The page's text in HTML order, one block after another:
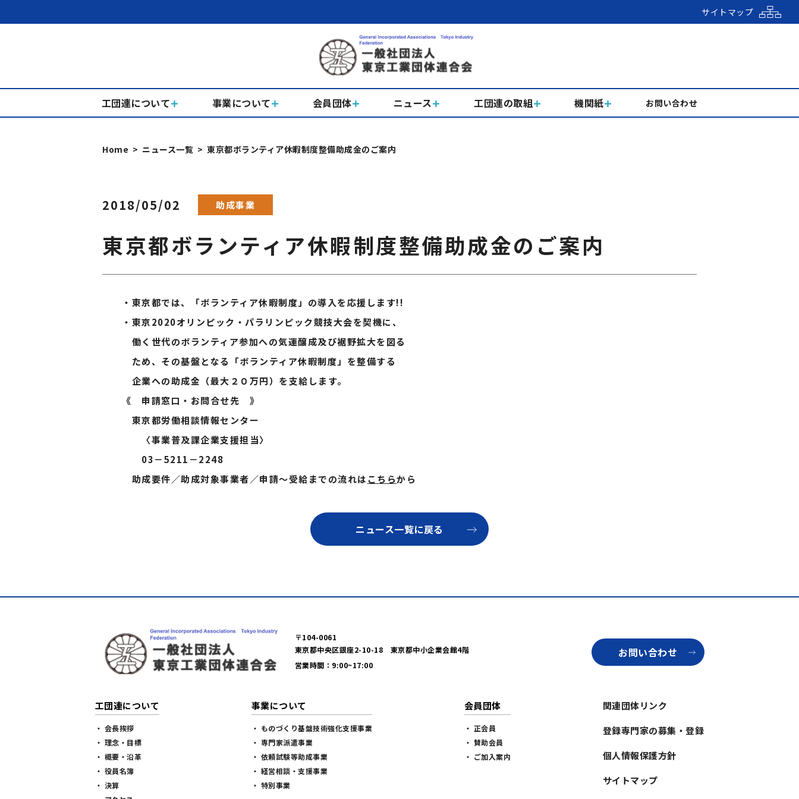
サイトマップ
工団連について 事業について 会員団体 ニュース 工団連の取組 機関紙 お問い合わせ
Home ニュース一覧 東京都ボランティア休暇制度整備助成金のご案内
2018/05/02 助成事業
東京都ボランティア休暇制度整備助成金のご案内
・東京都では、「ボランティア休暇制度」の導入を応援します!!
・東京2020オリンピック・パラリンピック競技大会を契機に、
働く世代のボランティア参加への気運醸成及び裾野拡大を図る
ため、その基盤となる「ボランティア休暇制度」を整備する
企業への助成金（最大２０万円）を支給します。
《 申請窓口・お問合せ先 》
東京都労働相談情報センター
〈事業普及課企業支援担当〉
03－5211－2248
助成要件／助成対象事業者／申請～受給までの流れは こちらから
ニュース一覧に戻る
〒104-0061
東京都中央区銀座2-10-18 東京都中小企業会館4階
営業時間：9:00~17:00
お問い合わせ
工団連について
・ 会長挨拶
・ 理念・目標
・ 概要・沿革
・ 役員名簿
・ 決算
事業について
・ ものづくり基盤技術強化支援事業
・ 専門家派遣事業
・ 依頼試験等助成事業
・ 経営相談・支援事業
・ 特別事業
会員団体
・ 正会員
・ 賛助会員
・ ご加入案内
関連団体リンク
登録専門家の募集・登録
個人情報保護方針
サイトマップ